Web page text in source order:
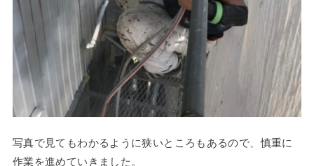
写真で見てもわかるように狭いところもあるので、慎重に
作業を進めていきました。